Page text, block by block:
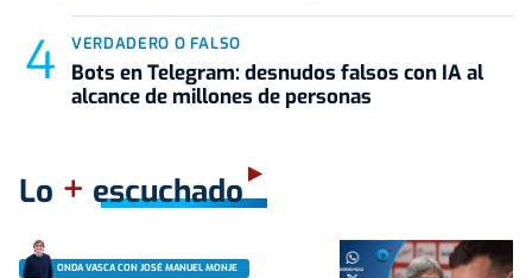
VERDADERO O FALSO
Bots en Telegram: desnudos falsos con IA al
alcance de millones de personas
Lo + escuchado
ONDA VASCA CON JOSÉ MANUEL MONJE